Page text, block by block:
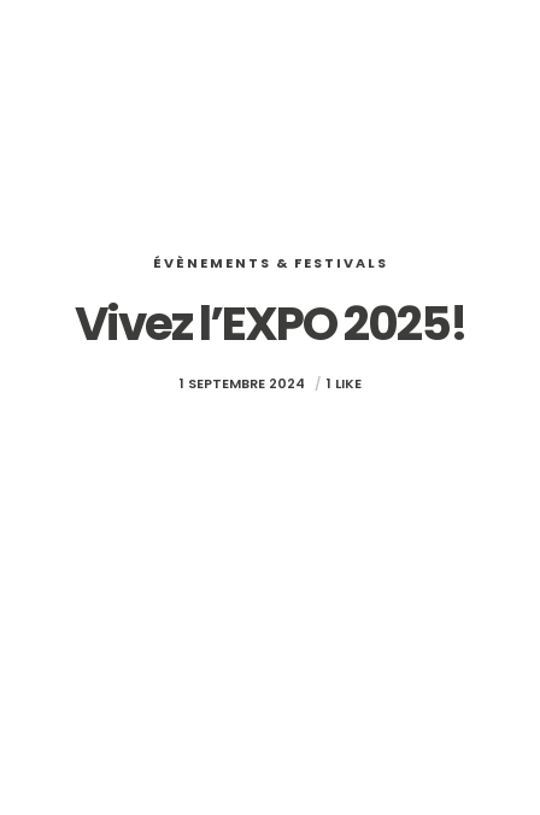
ÉVÈNEMENTS & FESTIVALS
Vivez l’EXPO 2025!
1 SEPTEMBRE 2024 1 LIKE